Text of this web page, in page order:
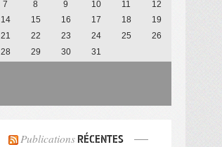
7 8 9 10 11
12
14 15 16 17 18
19
21 22 23 24 25
26
28 29 30 31
Publications RÉCENTES